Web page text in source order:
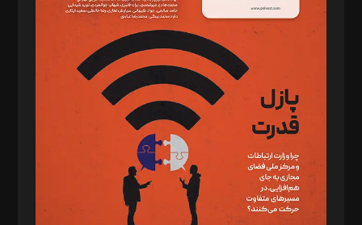
د‌بیر حقوق فناوری: حسام‌الدین ایپکچی
د‌بیر پیوست جهان: مینا پاکدل
د‌بیر تحریریه آنلاین: بابک نقاش
تحریریه‌: مجتبی محمود‌ی، آرش برهمند، یسنا امان‌پور، سروش کرمیان،
مصطفی مسجدی آرانی، ابوالفضل رجبی، زهرا فکرانه، فائزه فتحی
رستمی،مصطفی باستان
ویرایش: نگار استاد‌‌آقا
طراح یونیفرم: مجید توکلی
فیلمبرداری و عکاسی: امیر شفیعی، مانی لطفی زاده
گرافیک و صفحه‌آرایی: سید‌سبحان‌علی ثابت